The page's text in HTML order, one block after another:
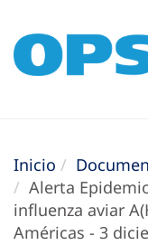
Inicio
Alerta
influenza aviar
Américas - 3